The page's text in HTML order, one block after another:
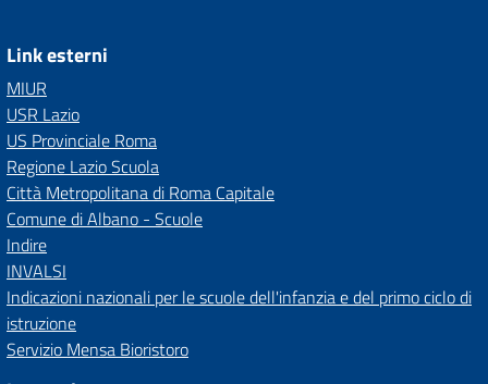
Link esterni
MIUR
USR Lazio
US Provinciale Roma
Regione Lazio Scuola
Città Metropolitana di Roma Capitale
Comune di Albano - Scuole
Indire
INVALSI
Indicazioni nazionali per le scuole dell'infanzia e del primo ciclo di
istruzione
Servizio Mensa Bioristoro